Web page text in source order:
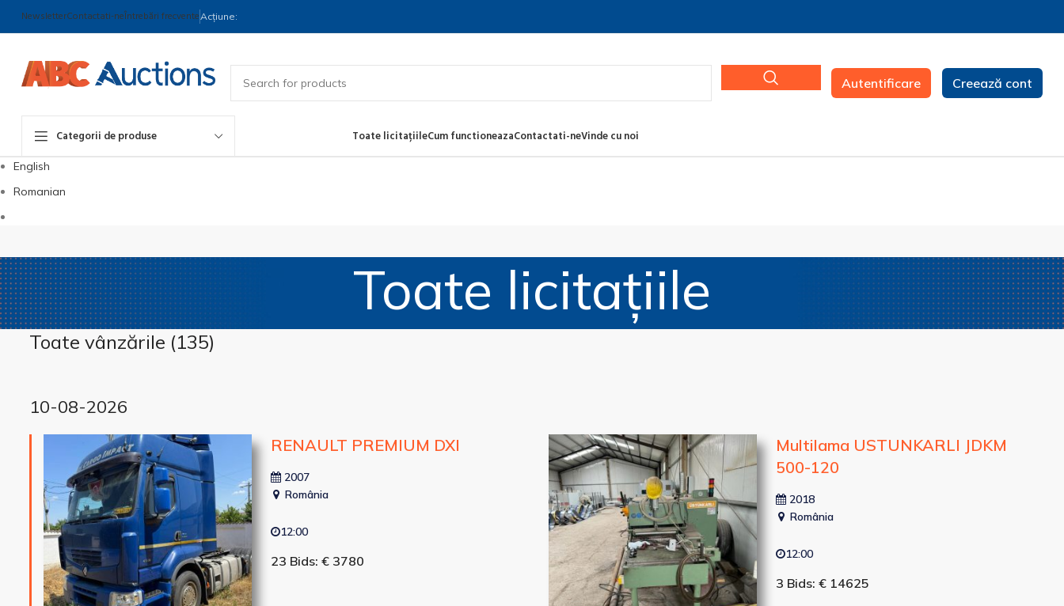
NewsletterContactati-neÎntrebări frecvente Acțiune:
Autentificare Creează cont
Categorii de produse Toate licitațiileCum functioneazaContactati-neVinde cu noi
English
Romanian
Toate licitațiile
Toate vânzările (135)
10-08-2026
RENAULT PREMIUM DXI
2007
România
12:00
23 Bids: € 3780
Multilama USTUNKARLI JDKM
500-120
2018
România
12:00
3 Bids: € 14625